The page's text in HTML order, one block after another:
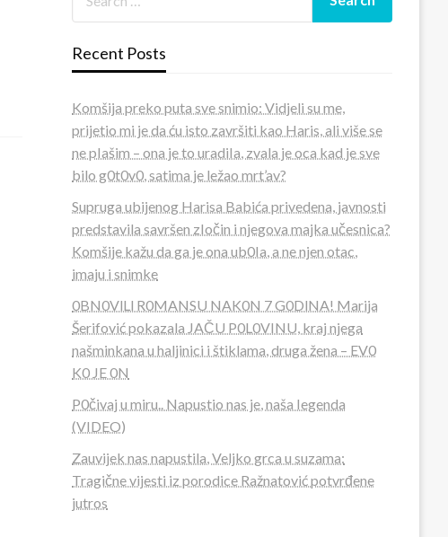
Recent Posts
Komšija preko puta sve snimio: Vidjeli su me,
prijetio mi je da ću isto završiti kao Haris, ali više se
ne pIašim – ona je to uradiIa, zvala je oca kad je sve
bilo g0t0v0, satima je ležao mrt’av?
Supruga ubijenog Harisa Babića privedena, javnosti
predstavila savršen zIočin i njegova majka učesnica?
Komšije kažu da ga je ona ub0Ia, a ne njen otac,
imaju i snimke
0BN0VlLl R0MANSU NAK0N 7 G0DlNA! Marija
Šerifović pokazala JAČU P0L0VINU, kraj njega
našminkana u haljinici i štiklama, druga žena – EV0
K0 JE 0N
P0čivaj u miru.. Napustio nas je, naša Iegenda
(VIDEO)
Zauvijek nas napustila, Veljko grca u suzama:
Tragične vijesti iz porodice Ražnatović potvrđene
jutros